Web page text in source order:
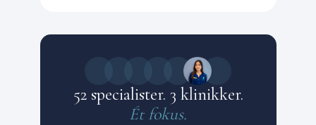
52 specialister. 3 klinikker.
Ét fokus.